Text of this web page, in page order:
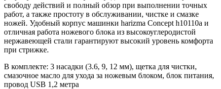
свободу действий и полный обзор при выполнении точных
работ, а также простоту в обслуживании, чистке и смазке
ножей. Удобный корпус машинки harizma Concept h10110a и
отличная работа ножевого блока из высокоуглеродистой
нержавеющей стали гарантируют высокий уровень комфорта
при стрижке.
В комплекте: 3 насадки (3.6, 9, 12 мм), щетка для чистки,
смазочное масло для ухода за ножевым блоком, блок питания,
провод USB 1,2 метра